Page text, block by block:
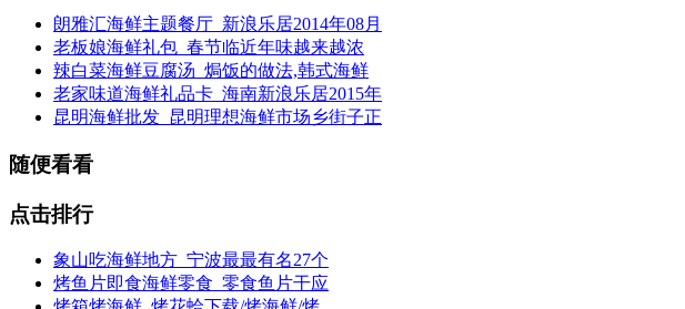
朗雅汇海鲜主题餐厅_新浪乐居2014年08月
老板娘海鲜礼包_春节临近年味越来越浓
辣白菜海鲜豆腐汤_焗饭的做法,韩式海鲜
老家味道海鲜礼品卡_海南新浪乐居2015年
昆明海鲜批发_昆明理想海鲜市场乡街子正
随便看看
点击排行
象山吃海鲜地方_宁波最最有名27个
烤鱼片即食海鲜零食_零食鱼片干应